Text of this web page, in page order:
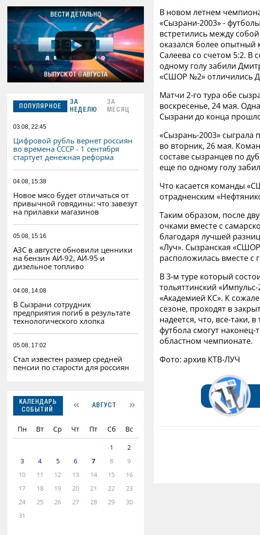
ВЕСТИ ДЕТАЛЬНО
ВЫПУСК ОТ 6 АВГУСТА
ПОПУЛЯРНОЕ
ЗА
НЕДЕЛЮ
ЗА
МЕСЯЦ
03.08, 22:45
Цифровой рубль вернет россиян
во времена СССР - 1 сентября
стартует денежная реформа
04.08, 15:38
Новое мясо будет отличаться от
привычной говядины: что завезут
на прилавки магазинов
05.08, 15:16
АЗС в августе обновили ценники
на бензин АИ-92, АИ-95 и
дизельное топливо
04.08, 14:08
В Сызрани сотрудник
предприятия погиб в результате
технологического хлопка
05.08, 17:02
Стал известен размер средней
пенсии по старости для россиян
КАЛЕНДАРЬ
СОБЫТИЙ
АВГУСТ
Пн Вт Ср Чт Пт Сб Вс
1
2
3
4 5 6 7 8
9
10
11 12 13 14 15
16
17
18 19 20 21 22
23
24
25 26 27 28 29
30
31
В новом летнем
«Сызрани-2003» -
встретились между
оказался более опытный
Салеева со счетом 5:2. В
одному голу забили
«СШОР №2» отличились
Матчи 2-го тура обе
воскресенье, 24 мая.
Сызрани до конца
«Сызрань-2003» сыграла
во вторник, 26 мая.
составе сызранцев по
еще по одному голу
Что касается команды
отрадненским
Таким образом, после
очками вместе с
благодаря лучшей
«Луч». Сызранская
расположилась вместе с
В 3-м туре который
тольяттинский
«Академией КС». К
сезоне, проходят в
надеется, что, все-таки,
футбола смогут
областном чемпионате.
Фото: архив КТВ-ЛУЧ